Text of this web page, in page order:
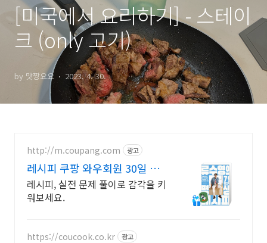
[미국에서 요리하기] - 스테이
크 (only 고기)
by 맛짱요요 2023. 4. 30.
http://m.coupang.com 광고
레시피 쿠팡 와우회원 30일 무
료반품
레시피, 실전 문제 풀이로 감각을 키
워보세요.
https://coucook.co.kr 광고